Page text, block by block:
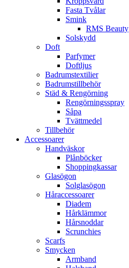
Fasta Tvålar
Smink
RMS Beauty
Solskydd
Doft
Parfymer
Doftljus
Badrumstextilier
Badrumstillbehör
Städ & Rengörning
Rengörningsspray
Såpa
Tvättmedel
Tillbehör
Accessoarer
Handväskor
Plånböcker
Shoppingkassar
Glasögon
Solglasögon
Håraccessoarer
Diadem
Hårklämmor
Hårsnoddar
Scrunchies
Scarfs
Smycken
Armband